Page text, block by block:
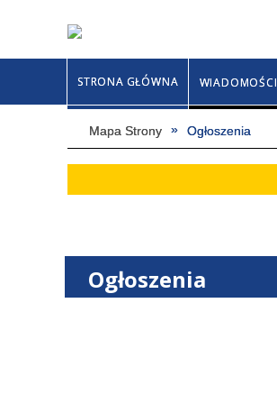
STRONA GŁÓWNA WIADOMOŚCI
Mapa Strony Ogłoszenia
Ogłoszenia